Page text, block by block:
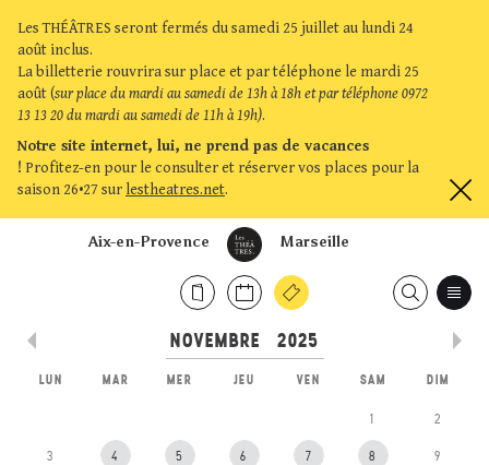
Les THÉÂTRES seront fermés du samedi 25 juillet au lundi 24
août inclus.
La billetterie rouvrira sur place et par téléphone le mardi 25
août (sur place du mardi au samedi de 13h à 18h et par téléphone 0972
13 13 20 du mardi au samedi de 11h à 19h).
Notre site internet, lui, ne prend pas de vacances
! Profitez-en pour le consulter et réserver vos places pour la
saison 26•27 sur lestheatres.net.
Marseille
Aix-en-Provence
LUN MAR MER JEU VEN SAM DIM
1 2
3 4 5 6 7 8 9